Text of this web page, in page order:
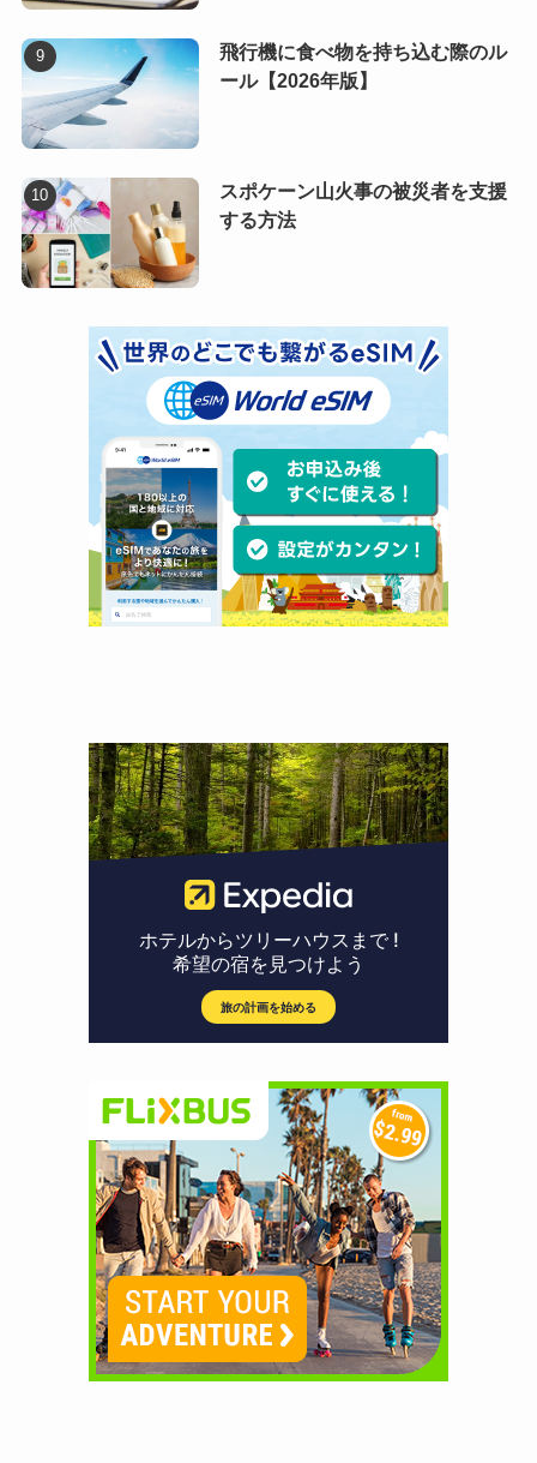
飛行機に食べ物を持ち込む際のル
ール【2026年版】
スポケーン山火事の被災者を支援
する方法